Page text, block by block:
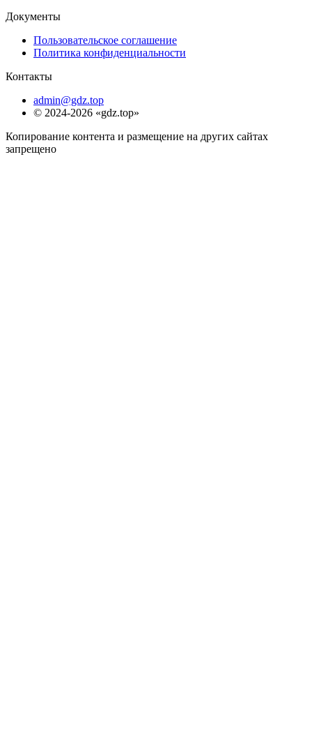
Документы
Пользовательское соглашение
Политика конфиденциальности
Контакты
admin@gdz.top
© 2024-2026 «gdz.top»
Копирование контента и размещение на других сайтах
запрещено